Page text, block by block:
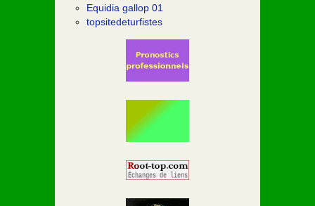
Equidia gallop 01
topsitedeturfistes